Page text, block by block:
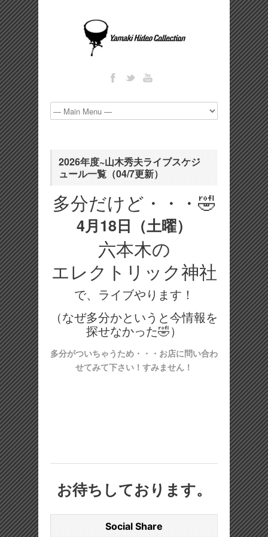
2026年度~山木秀夫ライブスケジ
ュール一覧（04/7更新）
多分だけど・・・🤣
4月18日（土曜）
六本木の
エレクトリック神社
で、ライブやります！
（なぜ多分かというと今情報を
探せなかった🤣）
多分がついちゃうため・・・お店に問い合わ
せてみて下さい！すみません！
お待ちしております。
Social Share